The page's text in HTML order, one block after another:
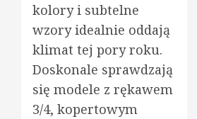
kolory i subtelne
wzory idealnie oddają
klimat tej pory roku.
Doskonale sprawdzają
się modele z rękawem
3/4, kopertowym